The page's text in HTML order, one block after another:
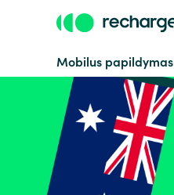
Mobilus papildymas